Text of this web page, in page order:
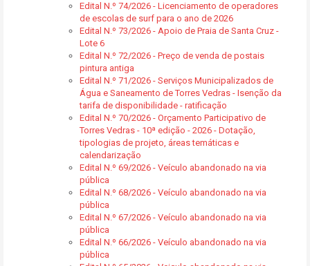
Edital N.º 74/2026 - Licenciamento de operadores
de escolas de surf para o ano de 2026
Edital N.º 73/2026 - Apoio de Praia de Santa Cruz -
Lote 6
Edital N.º 72/2026 - Preço de venda de postais
pintura antiga
Edital N.º 71/2026 - Serviços Municipalizados de
Água e Saneamento de Torres Vedras - Isenção da
tarifa de disponibilidade - ratificação
Edital N.º 70/2026 - Orçamento Participativo de
Torres Vedras - 10ª edição - 2026 - Dotação,
tipologias de projeto, áreas temáticas e
calendarização
Edital N.º 69/2026 - Veículo abandonado na via
pública
Edital N.º 68/2026 - Veículo abandonado na via
pública
Edital N.º 67/2026 - Veículo abandonado na via
pública
Edital N.º 66/2026 - Veículo abandonado na via
pública